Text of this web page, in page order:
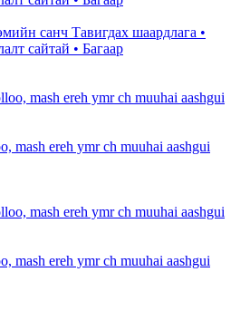
санч Тавигдах шаардлага •
сайтай • Багаар
mash ereh ymr ch muuhai aashgui
mash ereh ymr ch muuhai aashgui